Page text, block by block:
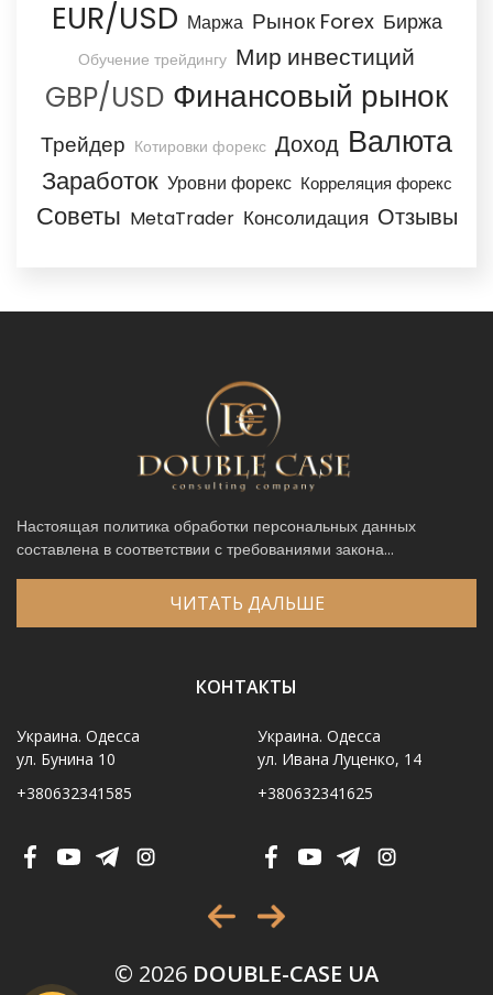
EUR/USD Маржа Рынок Forex Биржа
Обучение трейдингу Мир инвестиций
GBP/USD Финансовый рынок
Трейдер Котировки форекс Доход Валюта
Заработок Уровни форекс Корреляция форекс
Советы MetaTrader Консолидация Отзывы
Настоящая политика обработки персональных данных
составлена в соответствии с требованиями закона...
ЧИТАТЬ ДАЛЬШЕ
КОНТАКТЫ
Украина. Одесса
ул. Бунина 10
+380632341585
Украина. Одесса
ул. Ивана Луценко, 14
+380632341625
© 2026 DOUBLE-CASE UA